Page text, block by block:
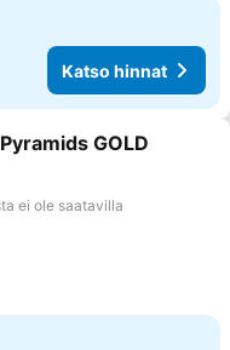
Katso hinnat
GOLD
ei ole saatavilla